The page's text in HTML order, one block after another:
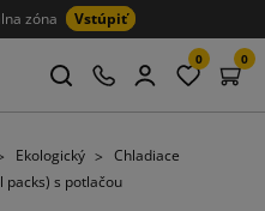
zóna Vstúpiť
0 0
Ekologický
Chladiace
packs) s potlačou